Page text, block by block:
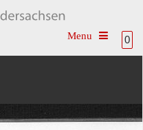
0
Toggle